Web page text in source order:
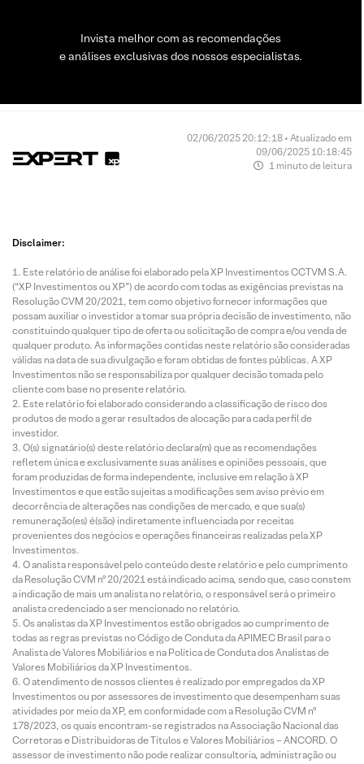
Invista melhor com as recomendações
e análises exclusivas dos nossos especialistas.
02/06/2025 20:12:18 • Atualizado em
09/06/2025 10:18:45
1 minuto de leitura
Disclaimer:
Este relatório de análise foi elaborado pela XP Investimentos CCTVM S.A.
(“XP Investimentos ou XP”) de acordo com todas as exigências previstas na
Resolução CVM 20/2021, tem como objetivo fornecer informações que
possam auxiliar o investidor a tomar sua própria decisão de investimento, não
constituindo qualquer tipo de oferta ou solicitação de compra e/ou venda de
qualquer produto. As informações contidas neste relatório são consideradas
válidas na data de sua divulgação e foram obtidas de fontes públicas. A XP
Investimentos não se responsabiliza por qualquer decisão tomada pelo
cliente com base no presente relatório.
Este relatório foi elaborado considerando a classificação de risco dos
produtos de modo a gerar resultados de alocação para cada perfil de
investidor.
O(s) signatário(s) deste relatório declara(m) que as recomendações
refletem única e exclusivamente suas análises e opiniões pessoais, que
foram produzidas de forma independente, inclusive em relação à XP
Investimentos e que estão sujeitas a modificações sem aviso prévio em
decorrência de alterações nas condições de mercado, e que sua(s)
remuneração(es) é(são) indiretamente influenciada por receitas
provenientes dos negócios e operações financeiras realizadas pela XP
Investimentos.
O analista responsável pelo conteúdo deste relatório e pelo cumprimento
da Resolução CVM nº 20/2021 está indicado acima, sendo que, caso constem
a indicação de mais um analista no relatório, o responsável será o primeiro
analista credenciado a ser mencionado no relatório.
Os analistas da XP Investimentos estão obrigados ao cumprimento de
todas as regras previstas no Código de Conduta da APIMEC Brasil para o
Analista de Valores Mobiliários e na Política de Conduta dos Analistas de
Valores Mobiliários da XP Investimentos.
O atendimento de nossos clientes é realizado por empregados da XP
Investimentos ou por assessores de investimento que desempenham suas
atividades por meio da XP, em conformidade com a Resolução CVM nº
178/2023, os quais encontram-se registrados na Associação Nacional das
Corretoras e Distribuidoras de Títulos e Valores Mobiliários – ANCORD. O
assessor de investimento não pode realizar consultoria, administração ou